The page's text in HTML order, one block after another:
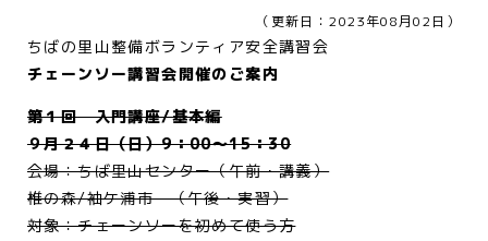
（更新日：2023年08月02日）
ちばの里山整備ボランティア安全講習会
チェーンソー講習会開催のご案内
第１回 入門講座/基本編
９月２４日（日）9：00～15：30
会場：ちば里山センター（午前・講義）
椎の森/袖ケ浦市 （午後・実習）
対象：チェーンソーを初めて使う方